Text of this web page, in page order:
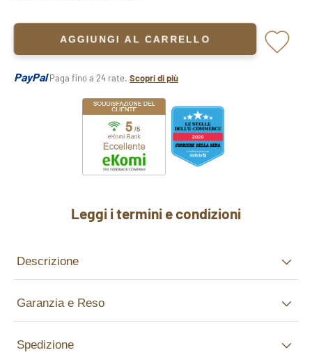
AGGIUNGI AL CARRELLO
PayPal Paga fino a 24 rate. Scopri di più
Leggi i termini e condizioni
Descrizione
Garanzia e Reso
Spedizione